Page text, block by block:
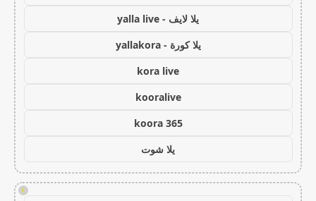
يلا لايف - yalla live
يلا كورة - yallakora
kora live
kooralive
koora 365
يلا شوت
!